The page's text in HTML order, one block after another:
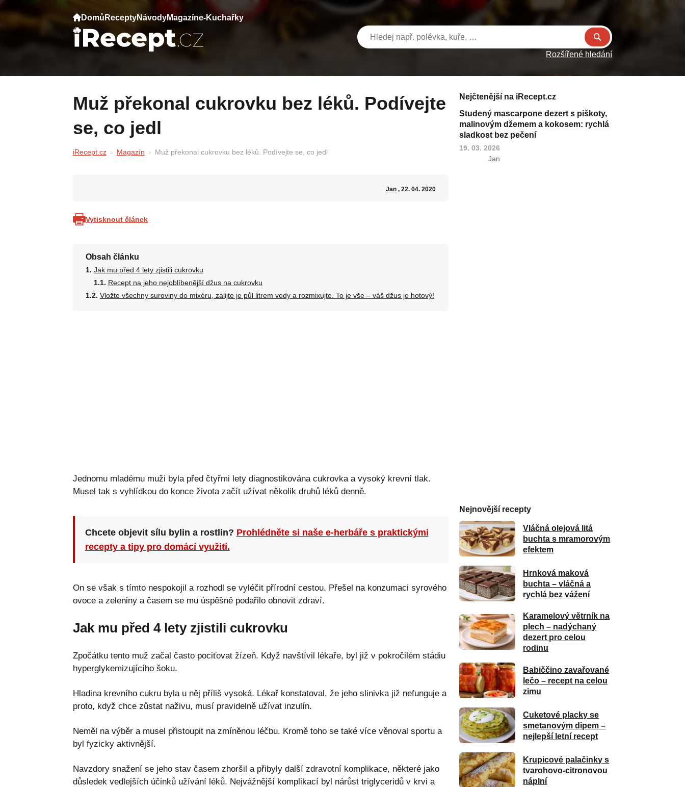
Domů ReceptyNávodyMagazíne-Kuchařky
Rozšířené hledání
Muž překonal cukrovku bez léků. Podívejte
se, co jedl
iRecept.cz Magazín Muž překonal cukrovku bez léků. Podívejte se, co jedl
Jan, 22. 04. 2020
Vytisknout článek
Obsah článku
Jak mu před 4 lety zjistili cukrovku
Recept na jeho nejoblíbenější džus na cukrovku
Vložte všechny suroviny do mixéru, zalijte je půl litrem vody a rozmixujte. To je vše – váš džus je hotový!
Jednomu mladému muži byla před čtyřmi lety diagnostikována cukrovka a vysoký krevní tlak.
Musel tak s vyhlídkou do konce života začít užívat několik druhů léků denně.
Chcete objevit sílu bylin a rostlin? Prohlédněte si naše e-herbáře s praktickými
recepty a tipy pro domácí využití.
On se však s tímto nespokojil a rozhodl se vyléčit přírodní cestou. Přešel na konzumaci syrového
ovoce a zeleniny a časem se mu úspěšně podařilo obnovit zdraví.
Jak mu před 4 lety zjistili cukrovku
Zpočátku tento muž začal často pociťovat žízeň. Když navštívil lékaře, byl již v pokročilém stádiu
hyperglykemizujícího šoku.
Hladina krevního cukru byla u něj příliš vysoká. Lékař konstatoval, že jeho slinivka již nefunguje a
proto, když chce zůstat naživu, musí pravidelně užívat inzulín.
Neměl na výběr a musel přistoupit na zmíněnou léčbu. Kromě toho se také více věnoval sportu a
byl fyzicky aktivnější.
Navzdory snažení se jeho stav časem zhoršil a přibyly další zdravotní komplikace, některé jako
důsledek vedlejších účinků užívání léků. Nejvážnější komplikací byl nárůst triglyceridů v krvi a
Nejčtenější na iRecept.cz
Studený mascarpone dezert s piškoty,
malinovým džemem a kokosem: rychlá
sladkost bez pečení
19. 03. 2026
Jan
Nejnovější recepty
Vláčná olejová litá
buchta s mramorovým
efektem
Hrnková maková
buchta – vláčná a
rychlá bez vážení
Karamelový větrník na
plech – nadýchaný
dezert pro celou
rodinu
Babiččino zavařované
lečo – recept na celou
zimu
Cuketové placky se
smetanovým dipem –
nejlepší letní recept
Krupicové palačinky s
tvarohovo-citronovou
náplní